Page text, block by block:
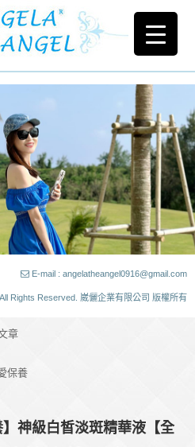
E-mail : angelatheangel0916@gmail.com
Rights Reserved. 崴儷企業有限公司 版權所有
章
保養
】神級白皙淡斑精華液【全